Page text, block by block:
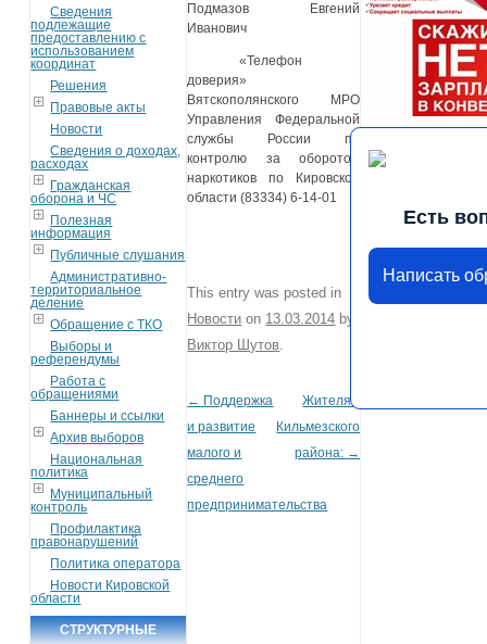
Сведения
подлежащие
предоставлению с
использованием
координат
Решения
Правовые акты
Новости
Сведения о доходах,
расходах
Гражданская
оборона и ЧС
Полезная
информация
Публичные слушания
Административно-
территориальное
деление
Обращение с ТКО
Выборы и
референдумы
Работа с
обращениями
Баннеры и ссылки
Архив выборов
Национальная
политика
Муниципальный
контроль
Профилактика
правонарушений
Политика оператора
Новости Кировской
области
СТРУКТУРНЫЕ
Подмазов Евгений
Иванович
«Телефон
доверия»
Вятскополянского МРО
Управления Федеральной
службы России по
контролю за оборотом
наркотиков по Кировской
области (83334) 6-14-01
This entry was posted in
Новости on 13.03.2014 by
Виктор Шутов
Post navigation
← Поддержка
и развитие
малого и
среднего
предпринимательства
Жителям
Кильмезского
района: →
Есть
Написать